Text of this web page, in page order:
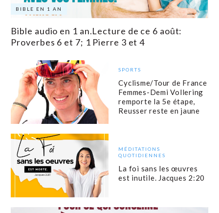
BIBLE EN 1 AN
Bible audio en 1 an.Lecture de ce 6 août:
Proverbes 6 et 7; 1 Pierre 3 et 4
SPORTS
Cyclisme/Tour de France
Femmes-Demi Vollering
remporte la 5e étape,
Reusser reste en jaune
MÉDITATIONS
QUOTIDIENNES
La foi sans les œuvres
est inutile. Jacques 2:20